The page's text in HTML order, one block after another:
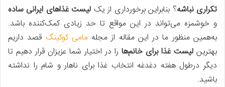
تکراری نباشه؟ بنابراین برخورداری از یک لیست غذاهای ایرانی ساده
و خوشمزه می‌تواند در این مواقع تا حد زیادی کمک‌کننده باشد.
به‌همین منظور ما در این مقاله از مجلهمامی کوکینگ قصد داریم
بهترین لیست غذا برای خانم‌ها را در اختیار شما عزیزان قرار دهیم تا
دیگر درطول هفته دغدغه انتخاب غذا برای ناهار و شام را نداشته
باشید.